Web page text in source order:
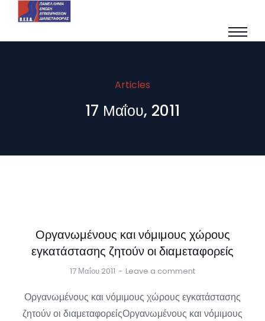
Articles
17 Μαΐου, 2011
Οργανωμένους και νόμιμους χώρους
εγκατάστασης ζητούν οι διαμεταφορείς
17 Μαΐου 2011 Leave a comment
Οργανωμένους και νόμιμους χώρους εγκατάστασης
ζητούν οι διαμεταφορείςΟργανωμένους και νόμιμους